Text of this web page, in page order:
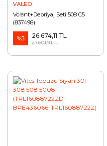
VALEO
Volant+Debriyaj Seti 508 C5
(837498)
%3 26.674,11 TL
27.601,91 TL